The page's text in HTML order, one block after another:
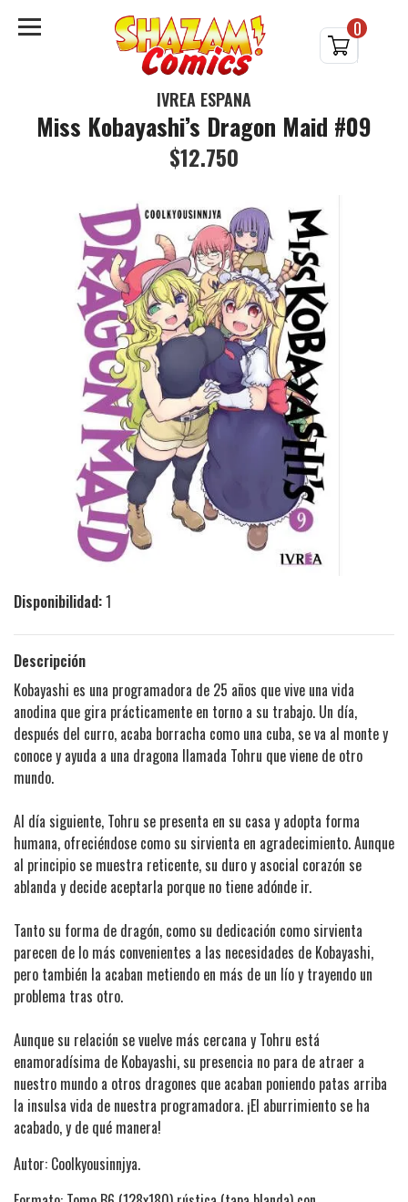
0
IVREA ESPAÑA
Miss Kobayashi’s Dragon Maid #09
$12.750
Disponibilidad:1
Descripción
Kobayashi es una programadora de 25 años que vive una vida
anodina que gira prácticamente en torno a su trabajo. Un día,
después del curro, acaba borracha como una cuba, se va al monte y
conoce y ayuda a una dragona llamada Tohru que viene de otro
mundo.
Al día siguiente, Tohru se presenta en su casa y adopta forma
humana, ofreciéndose como su sirvienta en agradecimiento. Aunque
al principio se muestra reticente, su duro y asocial corazón se
ablanda y decide aceptarla porque no tiene adónde ir.
Tanto su forma de dragón, como su dedicación como sirvienta
parecen de lo más convenientes a las necesidades de Kobayashi,
pero también la acaban metiendo en más de un lío y trayendo un
problema tras otro.
Aunque su relación se vuelve más cercana y Tohru está
enamoradísima de Kobayashi, su presencia no para de atraer a
nuestro mundo a otros dragones que acaban poniendo patas arriba
la insulsa vida de nuestra programadora. ¡El aburrimiento se ha
acabado, y de qué manera!
Autor: Coolkyousinnjya.